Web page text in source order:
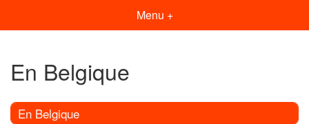
Menu +
En Belgique
En Belgique